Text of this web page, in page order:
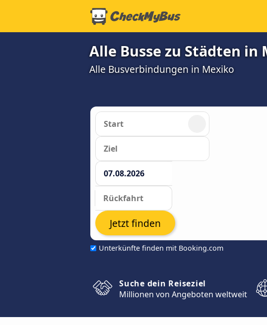
Alle Busse zu Städten in
Alle Busverbindungen in Mexiko
Unterkünfte finden mit Booking.com
Jetzt finden
Suche dein Reiseziel
Millionen von Angeboten weltweit